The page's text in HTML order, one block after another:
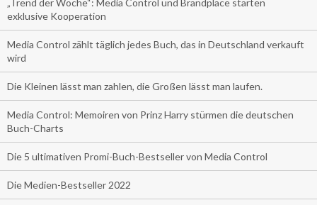
„Trend der Woche“: Media Control und Brandplace starten
exklusive Kooperation
Media Control zählt täglich jedes Buch, das in Deutschland verkauft
wird
Die Kleinen lässt man zahlen, die Großen lässt man laufen.
Media Control: Memoiren von Prinz Harry stürmen die deutschen
Buch-Charts
Die 5 ultimativen Promi-Buch-Bestseller von Media Control
Die Medien-Bestseller 2022